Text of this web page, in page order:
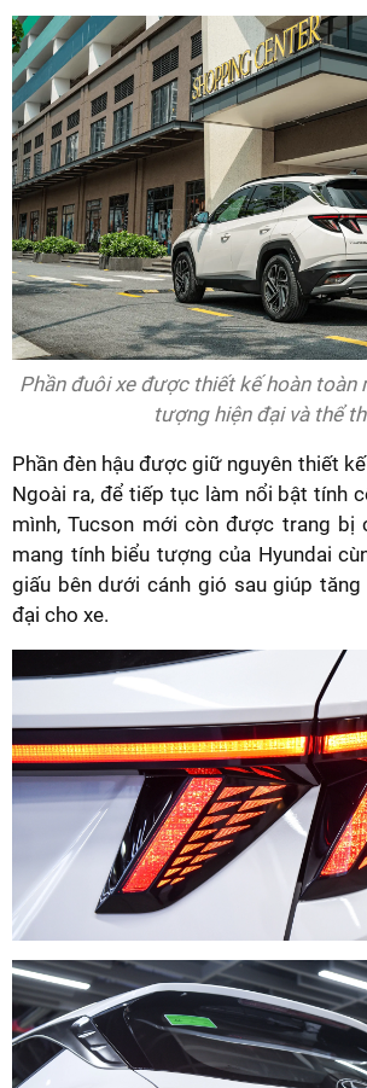
Phần đuôi xe được thiết kế hoàn toàn
tượng hiện đại và thể
Phần đèn hậu được giữ nguyên thiết
Ngoài ra, để tiếp tục làm nổi bật tính
mình, Tucson mới còn được trang bị
mang tính biểu tượng của Hyundai
giấu bên dưới cánh gió sau giúp
đại cho xe.